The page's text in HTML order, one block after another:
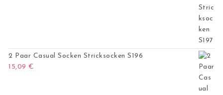
2 Paar Casual Socken Stricksocken S196
15,09 €